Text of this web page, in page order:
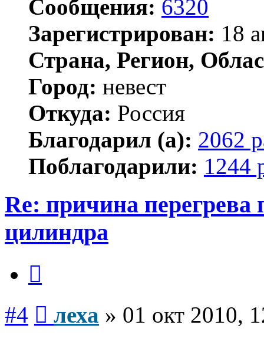
Сообщения: 6320
Зарегистрирован: 18
Страна, Регион,
Город: невест
Откуда: Россия
Благодарил (а): 2062
Поблагодарили: 1244
Re: причина перегрева
цилиндра
#4 леха » 01 окт 2010,